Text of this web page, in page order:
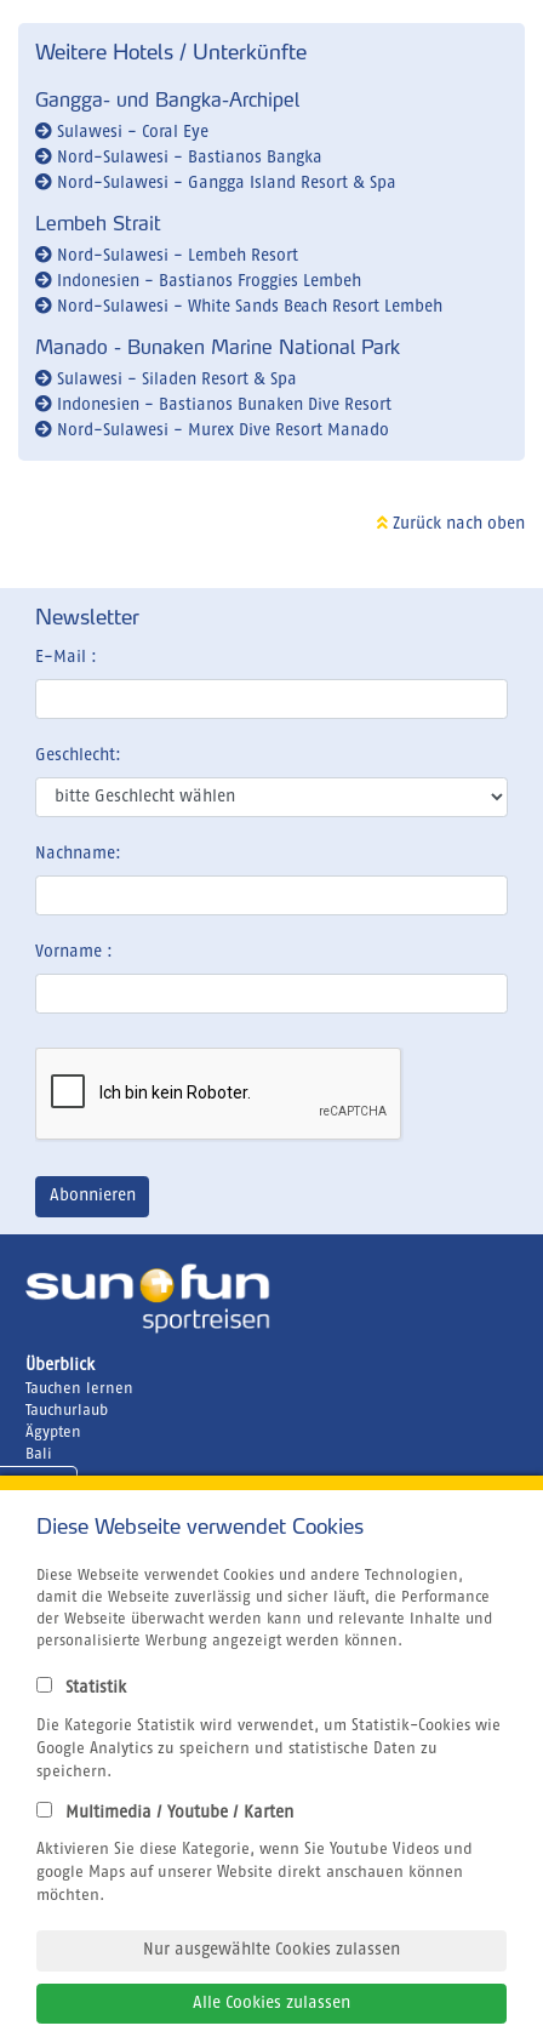
Weitere Hotels / Unterkünfte
Gangga- und Bangka-Archipel
Sulawesi - Coral Eye
Nord-Sulawesi - Bastianos Bangka
Nord-Sulawesi - Gangga Island Resort & Spa
Lembeh Strait
Nord-Sulawesi - Lembeh Resort
Indonesien - Bastianos Froggies Lembeh
Nord-Sulawesi - White Sands Beach Resort Lembeh
Manado - Bunaken Marine National Park
Sulawesi - Siladen Resort & Spa
Indonesien - Bastianos Bunaken Dive Resort
Nord-Sulawesi - Murex Dive Resort Manado
Zuletzt
Zurück nach oben
Newsletter
E-Mail :
Geschlecht:
Nachname:
Vorname :
Überblick
Tauchen lernen
Tauchurlaub
Ägypten
Bali
Kenia
Unternehmen
Airline Blacklist
Centrum für Reisemedizin
Bildnachweis
Gutschein
Klimabewusst Reisen
Reiseversicherung
Windsurfen
Wingfoilen
Wingfoilen
Rechtliches
AGB
Datenschutz
Diese Webseite verwendet Cookies
Diese Webseite verwendet Cookies und andere Technologien,
damit die Webseite zuverlässig und sicher läuft, die Performance
der Webseite überwacht werden kann und relevante Inhalte und
personalisierte Werbung angezeigt werden können.
Statistik
Die Kategorie Statistik wird verwendet, um Statistik-Cookies wie
Google Analytics zu speichern und statistische Daten zu
speichern.
Multimedia / Youtube / Karten
Aktivieren Sie diese Kategorie, wenn Sie Youtube Videos und
google Maps auf unserer Website direkt anschauen können
möchten.
Nur ausgewählte Cookies zulassen
Alle Cookies zulassen